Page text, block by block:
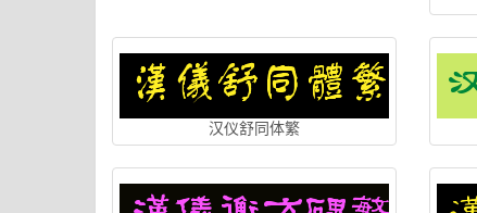
汉仪舒同体繁